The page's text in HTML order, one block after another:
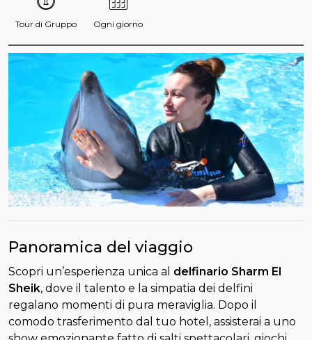
Tour di Gruppo Ogni giorno
Panoramica del viaggio
Scopri un’esperienza unica al delfinario Sharm El
Sheik, dove il talento e la simpatia dei delfini
regalano momenti di pura meraviglia. Dopo il
comodo trasferimento dal tuo hotel, assisterai a uno